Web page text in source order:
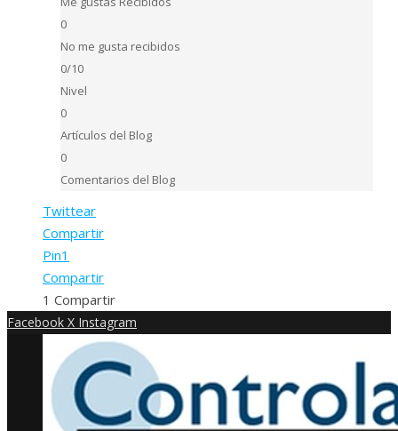
0
No me gusta recibidos
0/10
Nivel
0
Artículos del Blog
0
Comentarios del Blog
Twittear
Compartir
Pin1
Compartir
1 Compartir
Facebook X Instagram